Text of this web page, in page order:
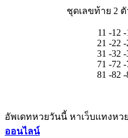
ชุดเลขท้าย 2
11 -12
21 -22
31 -32
71 -72
81 -82
อัพเดทหวยวันนี้ หาเว็บแทงหว
ออนไลน์